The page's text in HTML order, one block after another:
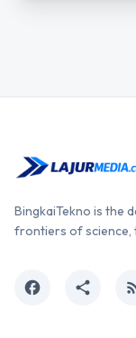
BingkaiTekno is the
frontiers of science,
facebook share